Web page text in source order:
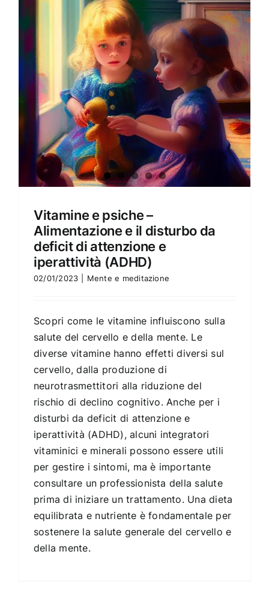
Amore e amare
Cucinare in modo sano
Verde e Sostenibilità
Articoli
Ciao sono Virginia
Contattami
Vitamine e psiche –
Alimentazione e il disturbo da
deficit di attenzione e
iperattività (ADHD)
02/01/2023 Mente e meditazione
Scopri come le vitamine influiscono sulla
salute del cervello e della mente. Le
diverse vitamine hanno effetti diversi sul
cervello, dalla produzione di
neurotrasmettitori alla riduzione del
rischio di declino cognitivo. Anche per i
disturbi da deficit di attenzione e
iperattività (ADHD), alcuni integratori
vitaminici e minerali possono essere utili
per gestire i sintomi, ma è importante
consultare un professionista della salute
prima di iniziare un trattamento. Una dieta
equilibrata e nutriente è fondamentale per
sostenere la salute generale del cervello e
della mente.